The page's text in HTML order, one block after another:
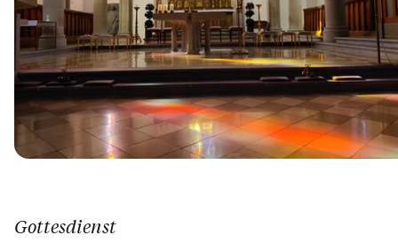
Kontakt
Gottesdienst